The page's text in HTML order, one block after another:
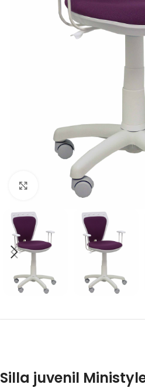
Click to enlarge
Silla juvenil